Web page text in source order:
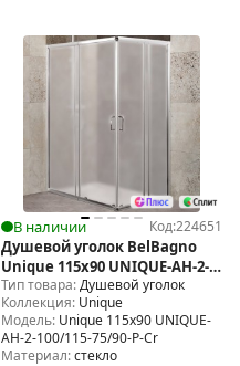
В наличии Код:224651
Душевой уголок BelBagno
Unique 115х90 UNIQUE-AH-2-
100/115-75/90-P-Cr
Тип товара:Душевой уголок
Коллекция: Unique
Модель: Unique 115х90 UNIQUE-
AH-2-100/115-75/90-P-Cr
Материал:стекло